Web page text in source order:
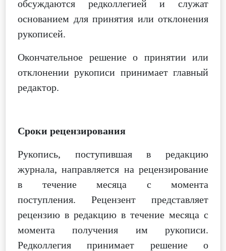
обсуждаются редколлегией и служат
основанием для принятия или отклонения
рукописей.
Окончательное решение о принятии или
отклонении рукописи принимает главный
редактор.
Сроки рецензирования
Рукопись, поступившая в редакцию
журнала, направляется на рецензирование
в течение месяца с момента
поступления. Рецензент представляет
рецензию в редакцию в течение месяца с
момента получения им рукописи.
Редколлегия принимает решение о